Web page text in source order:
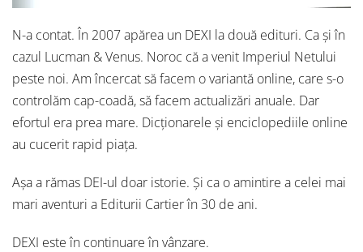
N-a contat. În 2007 apărea un DEXI la două edituri. Ca și în
cazul Lucman & Venus. Noroc că a venit Imperiul Netului
peste noi. Am încercat să facem o variantă online, care s-o
controlăm cap-coadă, să facem actualizări anuale. Dar
efortul era prea mare. Dicționarele și enciclopediile online
au cucerit rapid piața.
Așa a rămas DEI-ul doar istorie. Și ca o amintire a celei mai
mari aventuri a Editurii Cartier în 30 de ani.
DEXI este în continuare în vânzare.